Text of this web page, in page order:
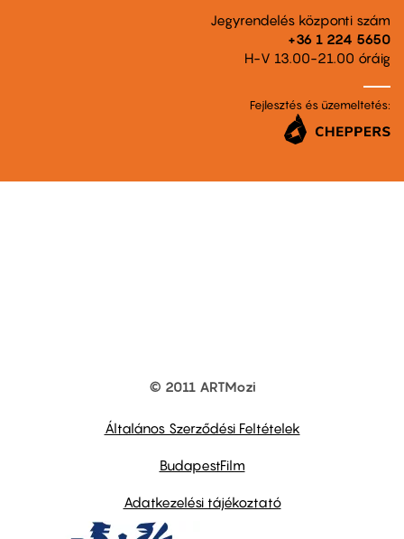
Jegyrendelés központi szám
+36 1 224 5650
H-V 13.00-21.00 óráig
Fejlesztés és üzemeltetés:
© 2011 ARTMozi
Általános Szerződési Feltételek
BudapestFilm
Adatkezelési tájékoztató